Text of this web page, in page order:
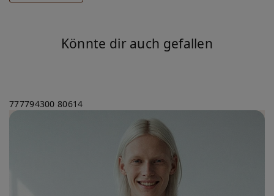
Könnte dir auch gefallen
777794300 80614